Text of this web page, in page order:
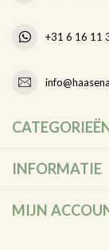
+31 6 16 11
INFORMATIE
MIJN